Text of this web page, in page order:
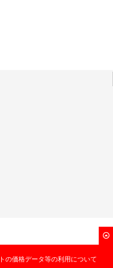
の価格データ等の利用について